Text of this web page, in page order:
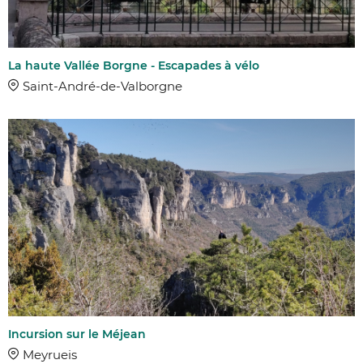
DIFFICULTÉ
Difficile
La haute Vallée Borgne - Escapades à vélo
Saint-André-de-Valborgne
Incursion sur le Méjean
Meyrueis